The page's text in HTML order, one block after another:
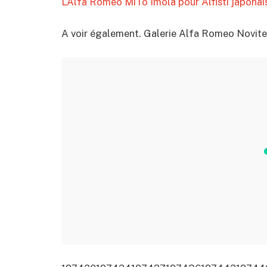
A voir également. Galerie Alfa Romeo